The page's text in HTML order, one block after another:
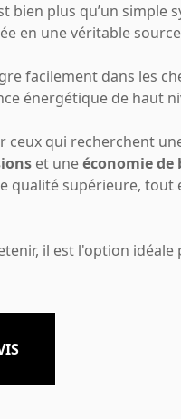
bien plus qu’un simple
en une véritable
facilement dans les
énergétique de haut
ceux qui recherchent
et uneéconomie de
qualité supérieure, tout
il est l'option